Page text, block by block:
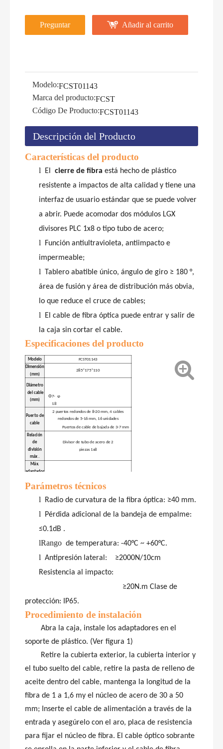
Preguntar Añadir al carrito
Modelo:FCST01143
Marca del producto:FCST
Código De Producto:FCST01143
Descripción del Producto
Características del producto
l El cierre de fibra está hecho de plástico
resistente a impactos de alta calidad y tiene una
interfaz de usuario estándar que se puede volver
a abrir. Puede acomodar dos módulos LGX
divisores PLC 1x8 o tipo tubo de acero;
l
Función antiultravioleta, antiimpacto e
impermeable;
l Tablero abatible único, ángulo de giro ≥ 180 °,
área de fusión y área de distribución más obvia,
lo que reduce el cruce de cables;
l
El cable de fibra óptica puede entrar y salir de
la caja sin cortar el cable.
Especificaciones del producto
Modelo FCST01143
Dimensión
(mm)
285*175*110
Diámetro
del cable
(mm)
Φ7- φ
18
Puerto de
cable
2 puertos redondos de 8-20 mm, 4 cables
redondos de 5-16 mm, 16 unidades
Puertos de cable de bajada de 3-7 mm
Relación
de
división
máx.
Divisor de tubo de acero de 2
piezas 1x8
Máx.
adaptador
de
empalme
fusión
Parámetros técnicos
l Radio de curvatura de la fibra óptica: ≥40 mm.
l
Pérdida adicional de la bandeja de empalme:
≤0.1dB .
lRango de temperatura: -40°C ~ +60°C.
l Antipresión lateral:
≥2000N/10cm
Resistencia al impacto:
≥20N.m Clase de
protección: IP65.
Procedimiento de instalación
Abra la caja, instale los adaptadores en el
soporte de plástico. (Ver figura 1)
Retire la cubierta exterior, la cubierta interior y
el tubo suelto del cable, retire la pasta de relleno de
aceite dentro del cable, mantenga la longitud de la
fibra de 1 a 1,6 my el núcleo de acero de 30 a 50
mm; Inserte el cable de alimentación a través de la
entrada y asegúrelo con el aro, placa de resistencia
para fijar el núcleo de fibra. El cable óptico sobrante